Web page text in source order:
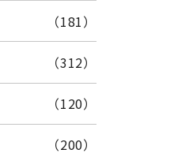
（181）
（312）
（120）
（200）